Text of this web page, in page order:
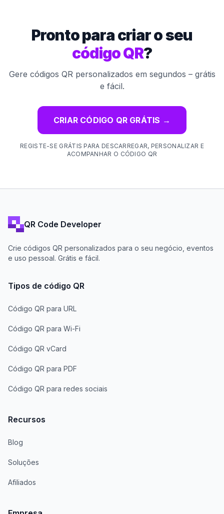
Pronto para criar o seu
código QR?
Gere códigos QR personalizados em segundos – grátis
e fácil.
CRIAR CÓDIGO QR GRÁTIS →
REGISTE-SE GRÁTIS PARA DESCARREGAR, PERSONALIZAR E
ACOMPANHAR O CÓDIGO QR
QR Code Developer
Crie códigos QR personalizados para o seu negócio, eventos
e uso pessoal. Grátis e fácil.
Tipos de código QR
Código QR para URL
Código QR para Wi-Fi
Código QR vCard
Código QR para PDF
Código QR para redes sociais
Recursos
Blog
Soluções
Afiliados